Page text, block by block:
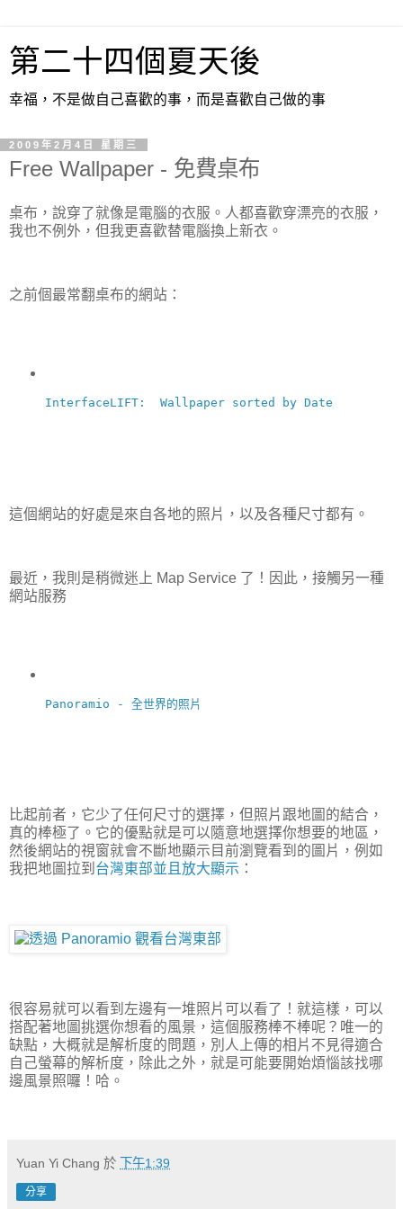
第二十四個夏天後
幸福，不是做自己喜歡的事，而是喜歡自己做的事
2009年2月4日 星期三
Free Wallpaper - 免費桌布
桌布，說穿了就像是電腦的衣服。人都喜歡穿漂亮的衣服，
我也不例外，但我更喜歡替電腦換上新衣。
之前個最常翻桌布的網站：
InterfaceLIFT:  Wallpaper sorted by Date
這個網站的好處是來自各地的照片，以及各種尺寸都有。
最近，我則是稍微迷上 Map Service 了！因此，接觸另一種
網站服務
Panoramio - 全世界的照片
比起前者，它少了任何尺寸的選擇，但照片跟地圖的結合，
真的棒極了。它的優點就是可以隨意地選擇你想要的地區，
然後網站的視窗就會不斷地顯示目前瀏覽看到的圖片，例如
我把地圖拉到 台灣東部並且放大顯示 ：
很容易就可以看到左邊有一堆照片可以看了！就這樣，可以
搭配著地圖挑選你想看的風景，這個服務棒不棒呢？唯一的
缺點，大概就是解析度的問題，別人上傳的相片不見得適合
自己螢幕的解析度，除此之外，就是可能要開始煩惱該找哪
邊風景照囉！哈。
Yuan Yi Chang 於 下午1:39
分享